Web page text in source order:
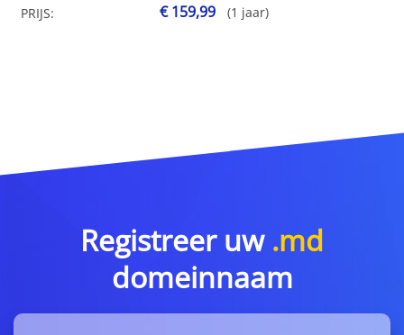
PRIJS: € 159,99 (1 jaar)
Registreer uw .md
domeinnaam